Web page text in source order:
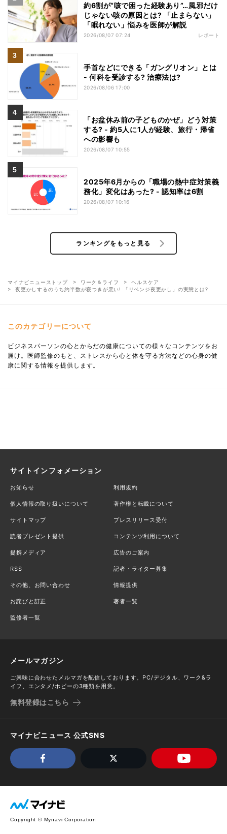
約6割が“咳で困った経験あり”…風邪だけ
じゃない咳の原因とは? 「止まらない」
「眠れない」悩みを医師が解説
2026/08/07 07:24 レポート
手首などにできる「ガングリオン」とは
- 何科を受診する? 治療法は?
2026/08/06 17:00
「お盆休み前の子どものかぜ」どう対策
する? - 約5人に1人が経験、旅行・帰省
への影響も
2026/08/07 10:55
2025年6月からの「職場の熱中症対策義
務化」変化はあった? - 認知率は6割
2026/08/07 10:16
ランキングをもっと見る
マイナビニューストップ ワーク＆ライフ
ヘルスケア
夜更かしするのうち約半数が寝つきが悪い! 「リベンジ夜更かし」の実態とは?
このカテゴリーについて
ビジネスパーソンの心とからだの健康についての様々なコンテンツをお
届け。医師監修のもと、ストレスから心と体を守る方法などの心身の健
康に関する情報を提供します。
サイトインフォメーション
お知らせ 利用規約
個人情報の取り扱いについて 著作権と転載について
サイトマップ プレスリリース受付
読者プレゼント提供 コンテンツ利用について
提携メディア 広告のご案内
RSS 記者・ライター募集
その他、お問い合わせ 情報提供
お詫びと訂正 著者一覧
監修者一覧
メールマガジン
ご興味に合わせたメルマガを配信しております。PC/デジタル、ワーク&ラ
イフ、エンタメ/ホビーの3種類を用意。
無料登録はこちら
マイナビニュース 公式SNS
Copyright © Mynavi Corporation